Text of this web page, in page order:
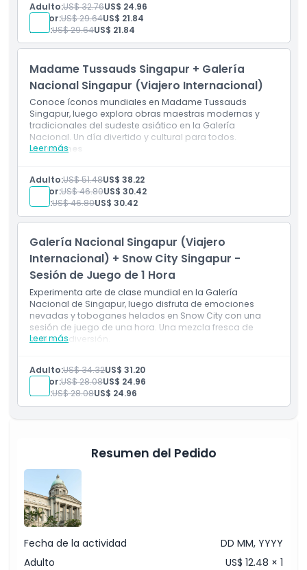
Luego explore la colección de arte moderno más
grande del sudeste asiático en la Galería Nacional
de Singapur.
Adulto:US$ 32.76US$ 24.96
Senior:US$ 29.64US$ 21.84
Niño:US$ 29.64US$ 21.84
Madame Tussauds Singapur + Galería
Nacional Singapur (Viajero Internacional)
Conoce íconos mundiales en Madame Tussauds
Singapur, luego explora obras maestras modernas y
tradicionales del sudeste asiático en la Galería
Nacional. Un día divertido y cultural para todos.
Leer más
Inclusiones
Singapur.
Luego explora obras maestras del sudeste asiático
en la Galería Nacional Singapur.
Adulto:US$ 51.48US$ 38.22
Senior:US$ 46.80US$ 30.42
Niño:US$ 46.80US$ 30.42
Galería Nacional Singapur (Viajero
Internacional) + Snow City Singapur -
Sesión de Juego de 1 Hora
Experimenta arte de clase mundial en la Galería
Nacional de Singapur, luego disfruta de emociones
nevadas y toboganes helados en Snow City con una
sesión de juego de una hora. Una mezcla fresca de
cultura y diversión.
Leer más
Explora arte de clase mundial en la Galería Nacional
de Singapur.
Luego disfruta de emociones nevadas y toboganes
helados en Snow City con una sesión de juego de
Adulto:US$ 34.32US$ 31.20
Senior:US$ 28.08US$ 24.96
Niño:US$ 28.08US$ 24.96
Resumen del Pedido
Fecha de la actividad
DD MM, YYYY
Adulto
US$ 12.48 × 1